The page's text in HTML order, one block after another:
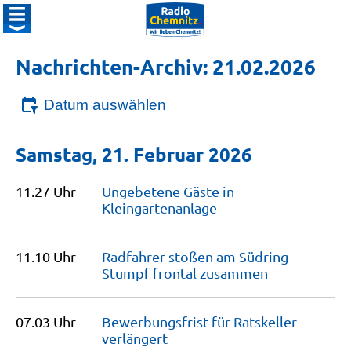
Nachrichten-Archiv: 21.02.2026
Datum auswählen
Samstag, 21. Februar 2026
11.27 Uhr
Ungebetene Gäste in
Kleingartenanlage
11.10 Uhr
Radfahrer stoßen am Südring-
Stumpf frontal zusammen
07.03 Uhr
Bewerbungsfrist für Ratskeller
verlängert